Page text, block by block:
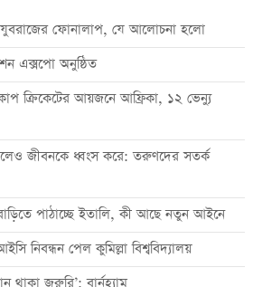
যুবরাজের ফোনালাপ, যে আলোচনা হলো
এক্সপো অনুষ্ঠিত
ক্রিকে‌টের আয়জনে আফ্রিকা, ১২ ভেন্যু
জীবনকে ধ্বংস করে: তরুণদের সতর্ক
পাঠাচ্ছে ইতালি, কী আছে নতুন আইনে
নিবন্ধন পেল কুমিল্লা বিশ্ববিদ্যালয়
থাকা জরুরি’: বার্নহ্যাম